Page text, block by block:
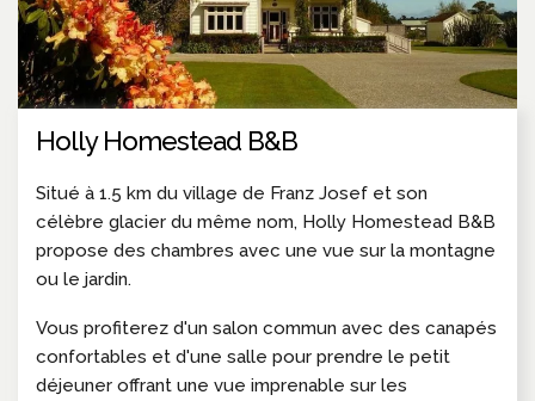
Holly Homestead B&B
Situé à 1.5 km du village de Franz Josef et son
célèbre glacier du même nom, Holly Homestead B&B
propose des chambres avec une vue sur la montagne
ou le jardin.
Vous profiterez d'un salon commun avec des canapés
confortables et d'une salle pour prendre le petit
déjeuner offrant une vue imprenable sur les